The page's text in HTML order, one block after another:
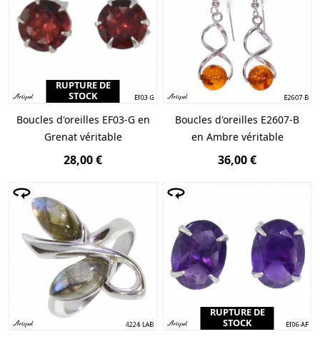
RUPTURE DE
STOCK
Boucles d'oreilles EF03-G en
Grenat véritable
28,00 €
Boucles d'oreilles E2607-B
en Ambre véritable
36,00 €
RUPTURE DE
STOCK